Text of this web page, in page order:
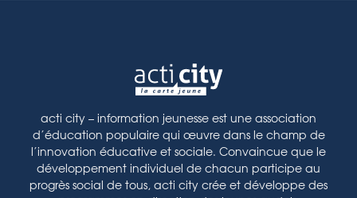
acti city – information jeunesse est une association
d’éducation populaire qui œuvre dans le champ de
l’innovation éducative et sociale. Convaincue que le
développement individuel de chacun participe au
progrès social de tous, acti city crée et développe des